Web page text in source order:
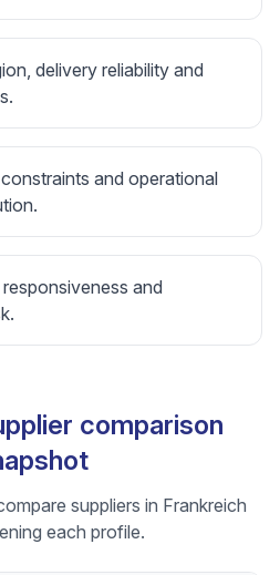
delivery reliability and
and operational
and
comparison
suppliers in Frankreich
each profile.